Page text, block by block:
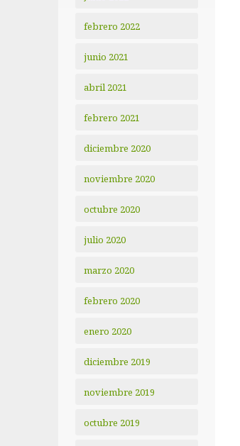
febrero 2022
junio 2021
abril 2021
febrero 2021
diciembre 2020
noviembre 2020
octubre 2020
julio 2020
marzo 2020
febrero 2020
enero 2020
diciembre 2019
noviembre 2019
octubre 2019